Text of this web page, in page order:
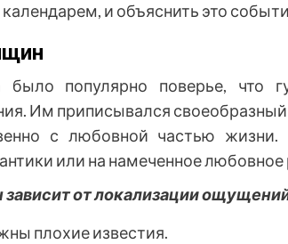
и объяснить это
было популярно поверье, что
Им приписывался своеобразный
с любовной частью жизни.
или на намеченное любовное
от локализации
плохие известия.